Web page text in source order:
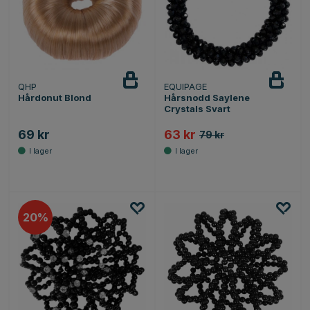
QHP
Hårdonut Blond
69 kr
EQUIPAGE
Hårsnodd Saylene
Crystals Svart
63 kr 79 kr
20